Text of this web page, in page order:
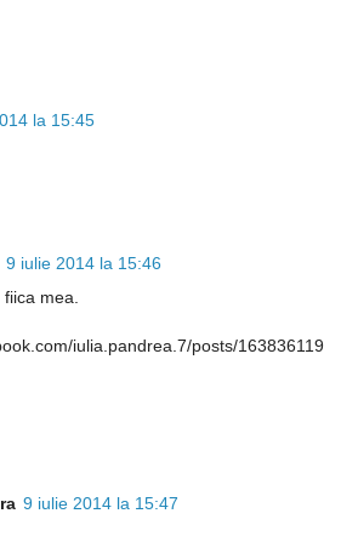
la 15:45
9 iulie 2014 la 15:46
mea.
iulia.pandrea.7/posts/163836119
9 iulie 2014 la 15:47